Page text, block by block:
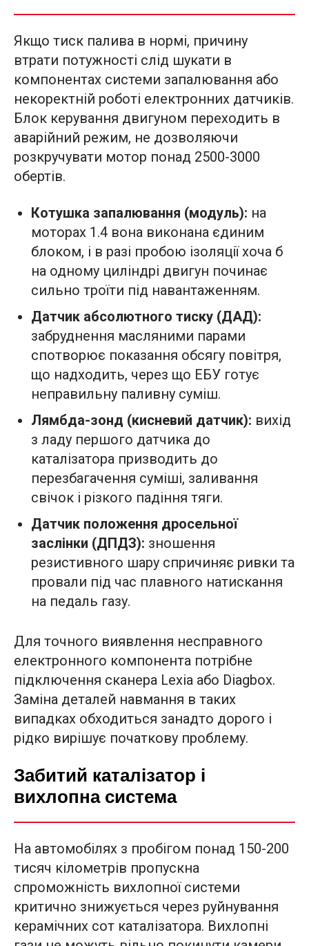
Якщо тиск палива в нормі, причину
втрати потужності слід шукати в
компонентах системи запалювання або
некоректній роботі електронних датчиків.
Блок керування двигуном переходить в
аварійний режим, не дозволяючи
розкручувати мотор понад 2500-3000
обертів.
Котушка запалювання (модуль): на
моторах 1.4 вона виконана єдиним
блоком, і в разі пробою ізоляції хоча б
на одному циліндрі двигун починає
сильно троїти під навантаженням.
Датчик абсолютного тиску (ДАД):
забруднення масляними парами
спотворює показання обсягу повітря,
що надходить, через що ЕБУ готує
неправильну паливну суміш.
Лямбда-зонд (кисневий датчик): вихід
з ладу першого датчика до
каталізатора призводить до
перезбагачення суміші, заливання
свічок і різкого падіння тяги.
Датчик положення дросельної
заслінки (ДПДЗ): зношення
резистивного шару спричиняє ривки та
провали під час плавного натискання
на педаль газу.
Для точного виявлення несправного
електронного компонента потрібне
підключення сканера Lexia або Diagbox.
Заміна деталей навмання в таких
випадках обходиться занадто дорого і
рідко вирішує початкову проблему.
Забитий каталізатор і
вихлопна система
На автомобілях з пробігом понад 150-200
тисяч кілометрів пропускна
спроможність вихлопної системи
критично знижується через руйнування
керамічних сот каталізатора. Вихлопні